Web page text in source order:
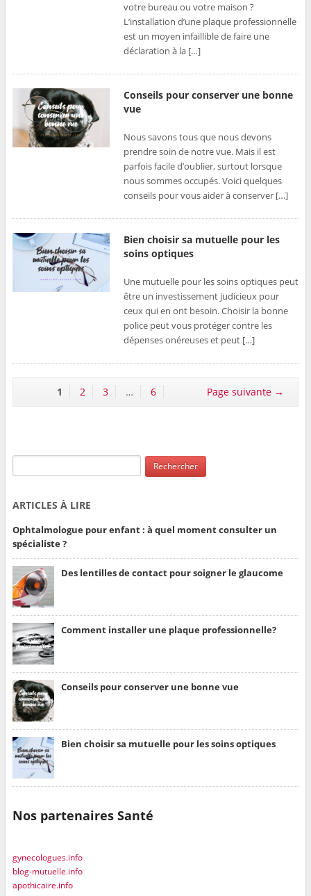
votre bureau ou votre maison ?
L’installation d’une plaque professionnelle
est un moyen infaillible de faire une
déclaration à la […]
Conseils pour conserver une bonne
vue
Nous savons tous que nous devons
prendre soin de notre vue. Mais il est
parfois facile d’oublier, surtout lorsque
nous sommes occupés. Voici quelques
conseils pour vous aider à conserver […]
Bien choisir sa mutuelle pour les
soins optiques
Une mutuelle pour les soins optiques peut
être un investissement judicieux pour
ceux qui en ont besoin. Choisir la bonne
police peut vous protéger contre les
dépenses onéreuses et peut […]
1 2 3 … 6 Page suivante →
ARTICLES À LIRE
Ophtalmologue pour enfant : à quel moment consulter un
spécialiste ?
Des lentilles de contact pour soigner le glaucome
Comment installer une plaque professionnelle?
Conseils pour conserver une bonne vue
Bien choisir sa mutuelle pour les soins optiques
Nos partenaires Santé
gynecologues.info
blog-mutuelle.info
apothicaire.info